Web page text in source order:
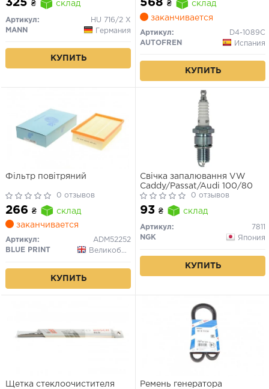
325 ₴ склад
Артикул:
HU 716/2 X
MANN
Германия
КУПИТЬ
568 ₴
склад
заканчивается
Артикул:
D4-1089C
AUTOFREN
Испания
КУПИТЬ
Фільтр повітряний
0 отзывов
266 ₴
склад
заканчивается
Артикул:
ADM52252
BLUE PRINT
Великобритания
КУПИТЬ
Свічка запалювання VW
Caddy/Passat/Audi 100/80
0 отзывов
93 ₴ склад
Артикул:
7811
NGK
Япония
КУПИТЬ
Щетка стеклоочистителя
Ремень генератора